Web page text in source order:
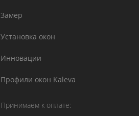
Замер
Установка окон
Инновации
Профили окон Kaleva
Принимаем к оплате: